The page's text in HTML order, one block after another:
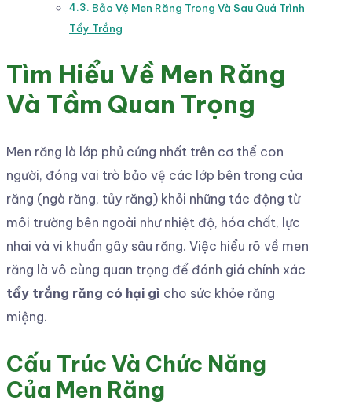
Bảo Vệ Men Răng Trong Và Sau Quá Trình
Tẩy Trắng
Tìm Hiểu Về Men Răng
Và Tầm Quan Trọng
Men răng là lớp phủ cứng nhất trên cơ thể con
người, đóng vai trò bảo vệ các lớp bên trong của
răng (ngà răng, tủy răng) khỏi những tác động từ
môi trường bên ngoài như nhiệt độ, hóa chất, lực
nhai và vi khuẩn gây sâu răng. Việc hiểu rõ về men
răng là vô cùng quan trọng để đánh giá chính xác
tẩy trắng răng có hại gì cho sức khỏe răng
miệng.
Cấu Trúc Và Chức Năng
Của Men Răng